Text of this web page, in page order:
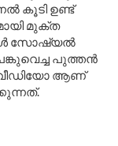
കൂടി ഉണ്ട്
മുക്ത
സോഷ്യൽ
പുത്തൻ
ആണ്